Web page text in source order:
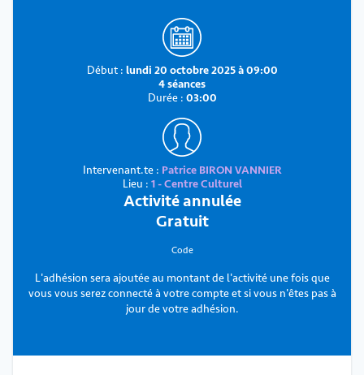
Début : lundi 20 octobre 2025 à 09:00
4 séances
Durée : 03:00
Intervenant.te : Patrice BIRON VANNIER
Lieu : 1 - Centre Culturel
Activité annulée
Gratuit
Code
L'adhésion sera ajoutée au montant de l'activité une fois que
vous vous serez connecté à votre compte et si vous n'êtes pas à
jour de votre adhésion.